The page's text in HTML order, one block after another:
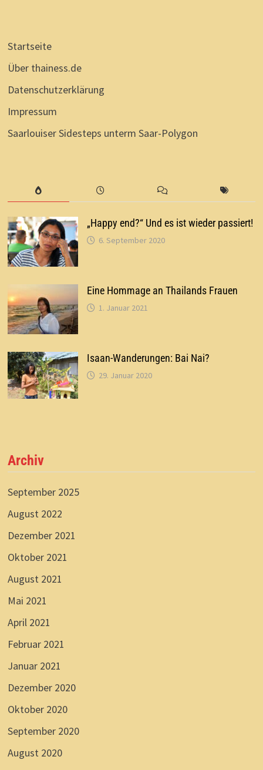
Startseite
Über thainess.de
Datenschutzerklärung
Impressum
Saarlouiser Sidesteps unterm Saar-Polygon
„Happy end?“ Und es ist wieder passiert!
6. September 2020
Eine Hommage an Thailands Frauen
1. Januar 2021
Isaan-Wanderungen: Bai Nai?
29. Januar 2020
Archiv
September 2025
August 2022
Dezember 2021
Oktober 2021
August 2021
Mai 2021
April 2021
Februar 2021
Januar 2021
Dezember 2020
Oktober 2020
September 2020
August 2020